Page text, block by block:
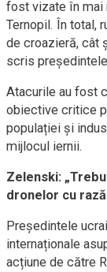
fost vizate în mai
Ternopil. În total,
de croazieră, cât
scris
Atacurile au fost
obiective critice
populației și
mijlocul iernii.
Zelenski:
dronelor cu
Președintele
internaționale
acțiune de către